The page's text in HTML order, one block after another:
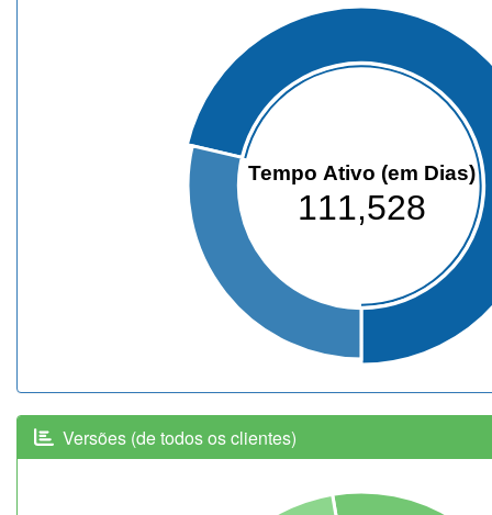
Tempo Ativo (em Dias)
111,528
Versões (de todos os clientes)